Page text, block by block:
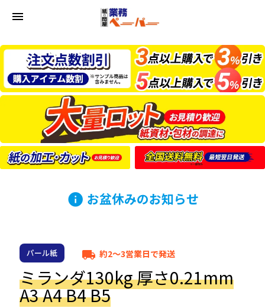
menu
info お盆休みのお知らせ
パール紙 local_shipping 約2～3営業日で発送
ミランダ130kg 厚さ0.21mm
A3 A4 B4 B5